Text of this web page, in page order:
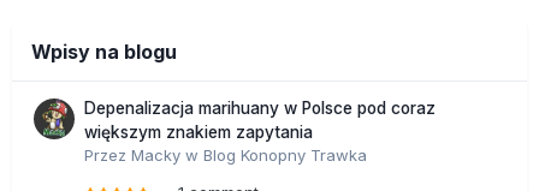
Wpisy na blogu
Depenalizacja marihuany w Polsce pod coraz
większym znakiem zapytania
Przez Macky w Blog Konopny Trawka